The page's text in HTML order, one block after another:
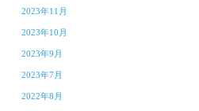
2023年11月
2023年10月
2023年9月
2023年7月
2022年8月